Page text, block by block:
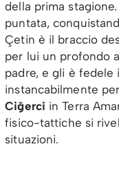
della prima
puntata,
Çetin è il braccio
per lui un profondo
padre, e gli è fedele
instancabilmente
Ciğerci in Terra
fisico-tattiche si
situazioni.